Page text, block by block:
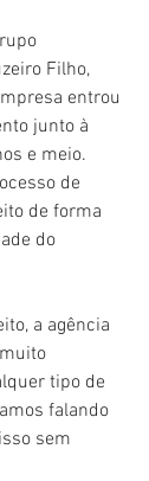
Filho,
entrou
junto à
e meio.
de
de forma
do
a agência
tipo de
falando
sem